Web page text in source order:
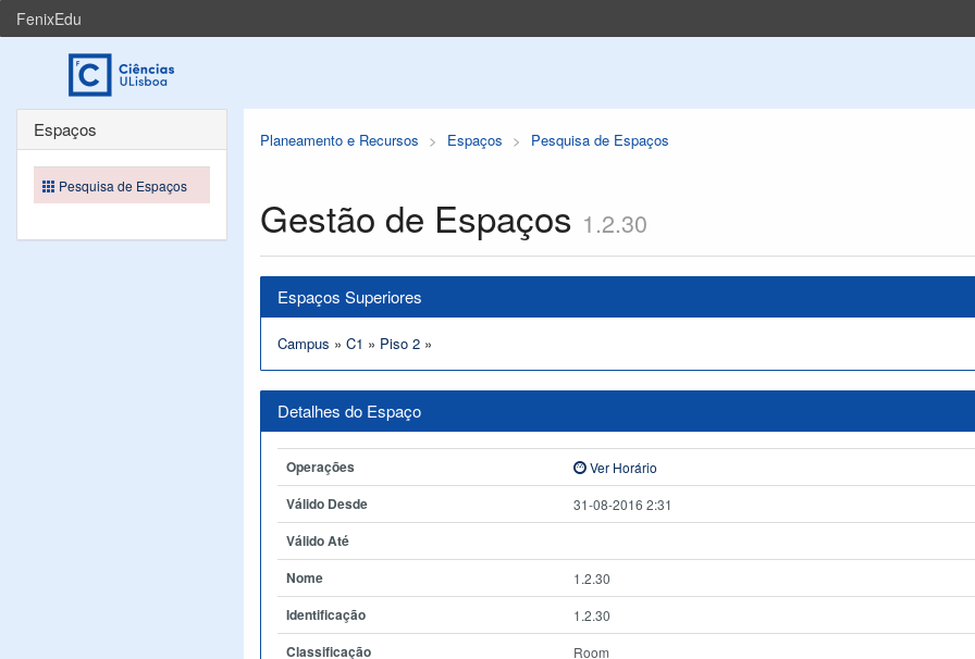
FenixEdu
Planeamento e Recursos Espaços Pesquisa de Espaços
Gestão de Espaços 1.2.30
Espaços Superiores
Campus » C1 » Piso 2 »
Detalhes do Espaço
Operações Ver Horário
Válido Desde 31-08-2016 2:31
Válido Até
Nome
1.2.30
Identificação 1.2.30
Classificação Room
Espaços
Pesquisa de Espaços